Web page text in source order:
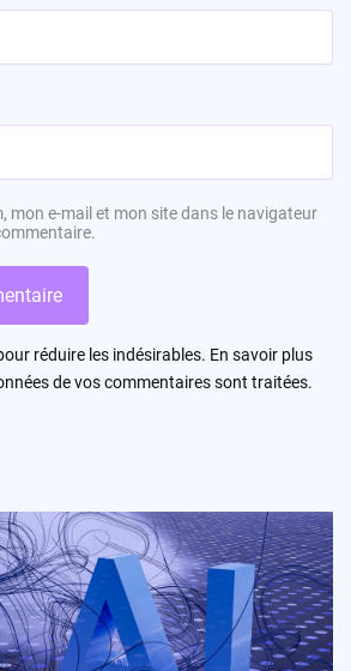
mon e-mail et mon site dans le navigateur
réduire les indésirables. En savoir plus
de vos commentaires sont traitées.